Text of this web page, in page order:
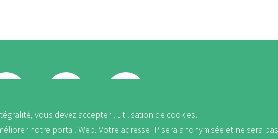
FB Youtube Instagram
vous devez accepter l'utilisation de cookies.
notre portail Web. Votre adresse IP sera anonymisée et ne sera pas